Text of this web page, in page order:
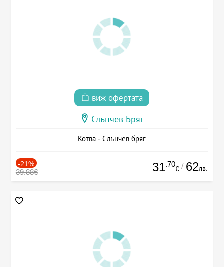
виж офертата
Слънчев Бряг
Котва - Слънчев бряг
-21%
39.88€ 31.70
€ / 62лв.